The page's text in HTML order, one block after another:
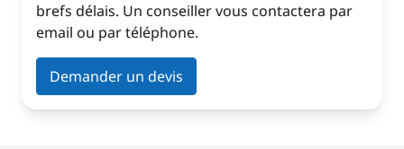
brefs délais. Un conseiller vous contactera par
email ou par téléphone.
Demander un devis